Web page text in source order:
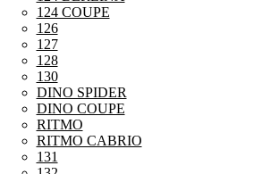
124 COUPE
126
127
128
130
DINO SPIDER
DINO COUPE
RITMO
RITMO CABRIO
131